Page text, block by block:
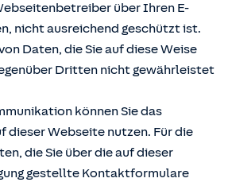
über Ihren E-
nicht ausreichend geschützt ist.
Daten, die Sie auf diese Weise
Dritten nicht gewährleistet
können Sie das
dieser Webseite nutzen. Für die
die Sie über die auf dieser
gestellte Kontaktformulare